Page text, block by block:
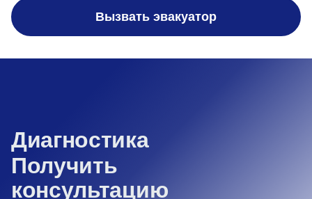
Вызвать эвакуатор
Диагностика
Получить
консультацию